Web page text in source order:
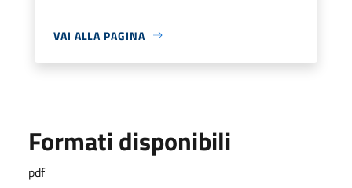
VAI ALLA PAGINA
Formati disponibili
pdf